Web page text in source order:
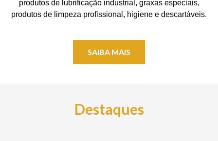
produtos de lubrificação industrial, graxas especiais,
produtos de limpeza profissional, higiene e descartáveis.
SAIBA MAIS
Destaques